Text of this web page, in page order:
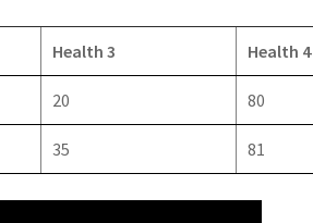
Health 3 Health 4
20 80
35 81